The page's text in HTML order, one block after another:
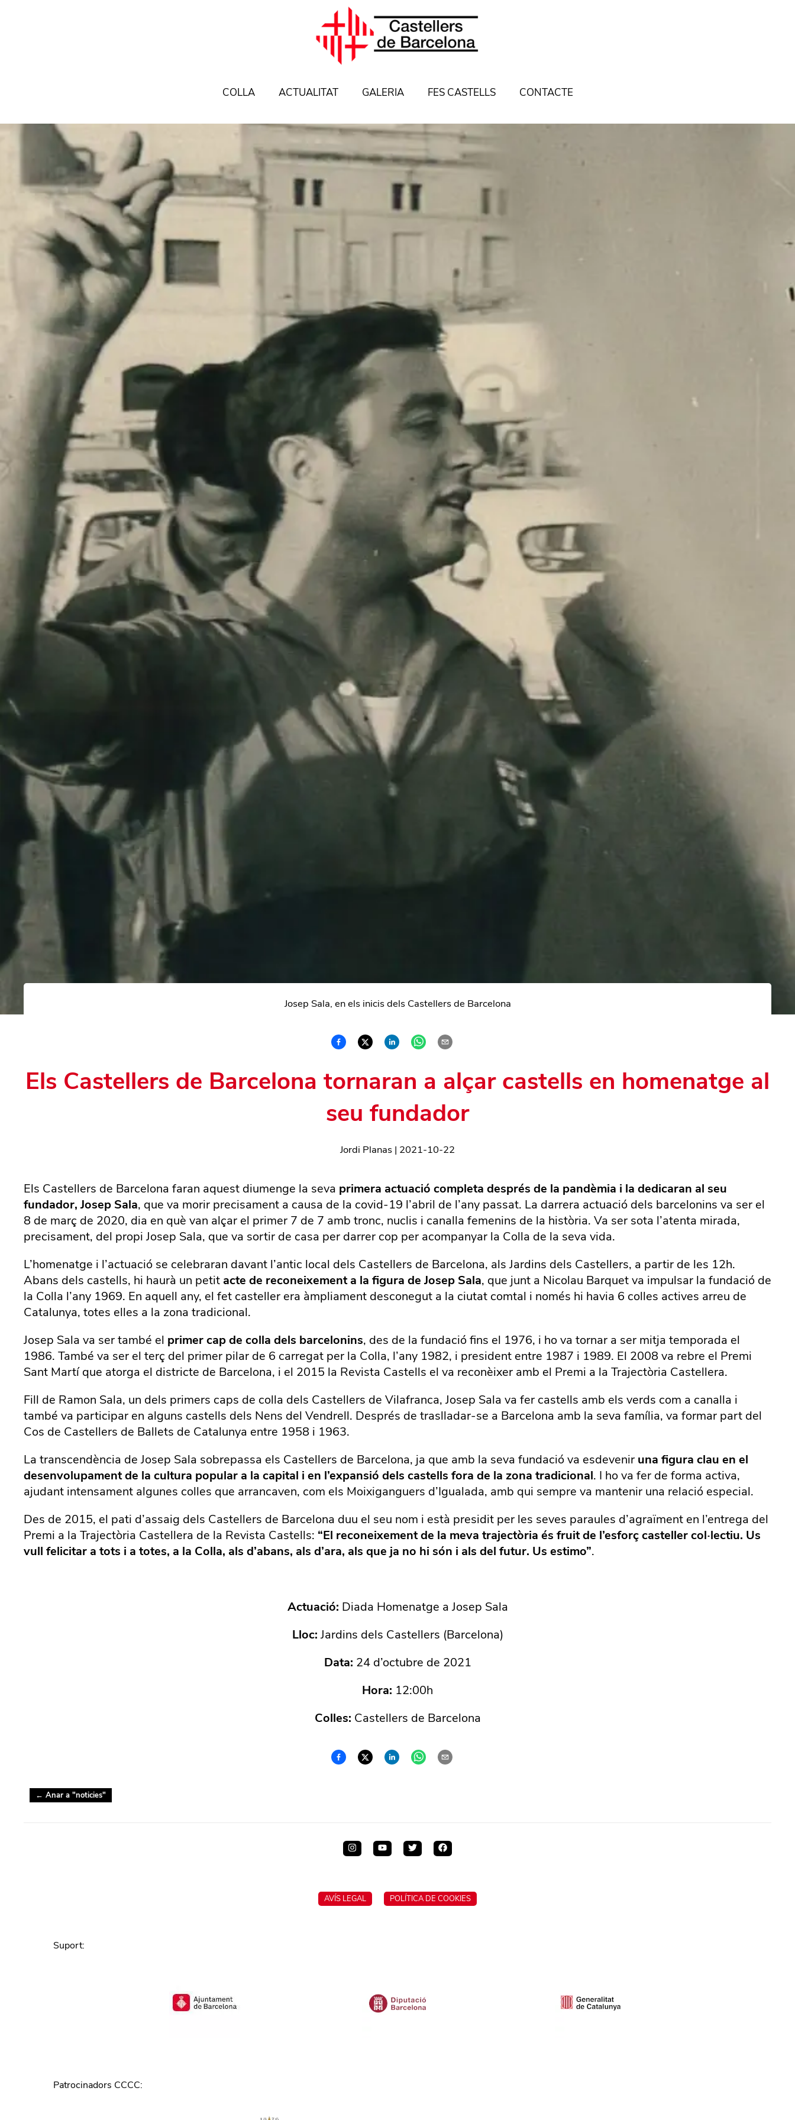
COLLA ACTUALITAT GALERIA FES CASTELLS CONTACTE
Josep Sala, en els inicis dels Castellers de Barcelona
Els Castellers de Barcelona tornaran a alçar castells en homenatge al
seu fundador
Jordi Planas | 2021-10-22
Els Castellers de Barcelona faran aquest diumenge la seva primera actuació completa després de la pandèmia i la dedicaran al seu
fundador, Josep Sala, que va morir precisament a causa de la covid-19 l’abril de l’any passat. La darrera actuació dels barcelonins va ser el
8 de març de 2020, dia en què van alçar el primer 7 de 7 amb tronc, nuclis i canalla femenins de la història. Va ser sota l’atenta mirada,
precisament, del propi Josep Sala, que va sortir de casa per darrer cop per acompanyar la Colla de la seva vida.
L’homenatge i l’actuació se celebraran davant l’antic local dels Castellers de Barcelona, als Jardins dels Castellers, a partir de les 12h.
Abans dels castells, hi haurà un petit acte de reconeixement a la figura de Josep Sala, que junt a Nicolau Barquet va impulsar la fundació de
la Colla l’any 1969. En aquell any, el fet casteller era àmpliament desconegut a la ciutat comtal i només hi havia 6 colles actives arreu de
Catalunya, totes elles a la zona tradicional.
Josep Sala va ser també el primer cap de colla dels barcelonins, des de la fundació fins el 1976, i ho va tornar a ser mitja temporada el
1986. També va ser el terç del primer pilar de 6 carregat per la Colla, l’any 1982, i president entre 1987 i 1989. El 2008 va rebre el Premi
Sant Martí que atorga el districte de Barcelona, i el 2015 la Revista Castells el va reconèixer amb el Premi a la Trajectòria Castellera.
Fill de Ramon Sala, un dels primers caps de colla dels Castellers de Vilafranca, Josep Sala va fer castells amb els verds com a canalla i
també va participar en alguns castells dels Nens del Vendrell. Després de traslladar-se a Barcelona amb la seva família, va formar part del
Cos de Castellers de Ballets de Catalunya entre 1958 i 1963.
La transcendència de Josep Sala sobrepassa els Castellers de Barcelona, ja que amb la seva fundació va esdevenir una figura clau en el
desenvolupament de la cultura popular a la capital i en l’expansió dels castells fora de la zona tradicional. I ho va fer de forma activa,
ajudant intensament algunes colles que arrancaven, com els Moixiganguers d’Igualada, amb qui sempre va mantenir una relació especial.
Des de 2015, el pati d’assaig dels Castellers de Barcelona duu el seu nom i està presidit per les seves paraules d’agraïment en l’entrega del
Premi a la Trajectòria Castellera de la Revista Castells: “El reconeixement de la meva trajectòria és fruit de l’esforç casteller col·lectiu. Us
vull felicitar a tots i a totes, a la Colla, als d’abans, als d’ara, als que ja no hi són i als del futur. Us estimo”.
Actuació: Diada Homenatge a Josep Sala
Lloc: Jardins dels Castellers (Barcelona)
Data: 24 d’octubre de 2021
Hora: 12:00h
Colles: Castellers de Barcelona
← Anar a "noticies"
AVÍS LEGAL POLÍTICA DE COOKIES
Suport:
Patrocinadors CCCC: